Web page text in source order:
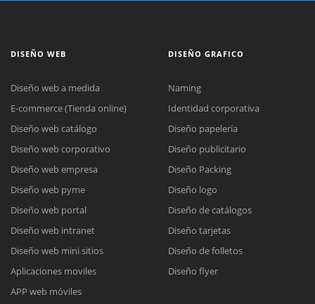
DISEÑO WEB
Diseño web a medida
E-commerce (Tienda online)
Diseño web catálogo
Diseño web corporativo
Diseño web empresa
Diseño web pyme
Diseño web portal
Diseño web intranet
Diseño web mini sitios
Aplicaciones moviles
APP web móviles
DISEÑO GRAFICO
Naming
Identidad corporativa
Diseño papelería
Diseño publicitario
Diseño Packing
Diseño logo
Diseño de catálogos
Diseño tarjetas
Diseño de folletos
Diseño flyer